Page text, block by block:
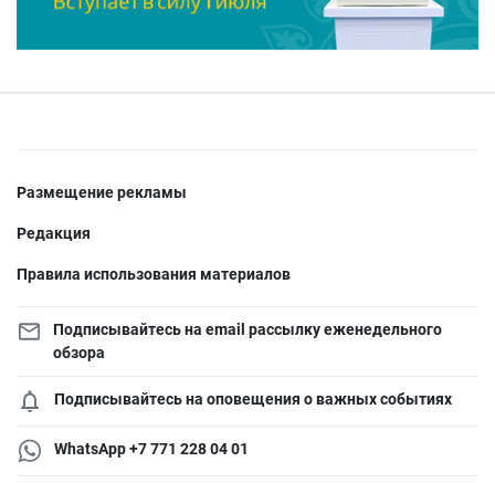
Размещение рекламы
Редакция
Правила использования материалов
Подписывайтесь на email рассылку еженедельного
обзора
Подписывайтесь на оповещения о важных событиях
WhatsApp +7 771 228 04 01